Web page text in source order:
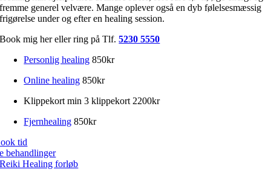
fremme generel velvære. Mange oplever også en dyb følelsesmæssig
frigørelse under og efter en healing session.
Book mig her eller ring på Tlf.5230 5550
Personlig healing 850kr
Online healing 850kr
Klippekort min 3 klippekort 2200kr
Fjernhealing 850kr
tid
behandlinger
Reiki Healing forløb